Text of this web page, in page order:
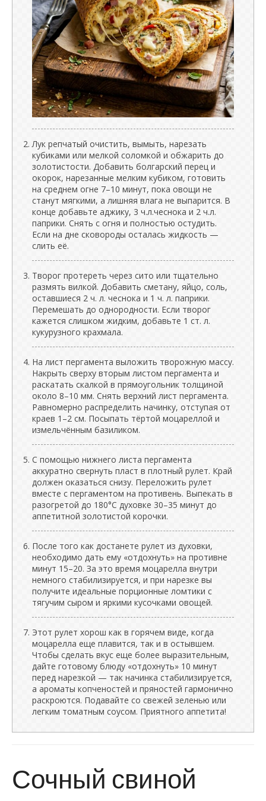
Лук репчатый очистить, вымыть, нарезать
кубиками или мелкой соломкой и обжарить до
золотистости. Добавить болгарский перец и
окорок, нарезанные мелким кубиком, готовить
на среднем огне 7–10 минут, пока овощи не
станут мягкими, а лишняя влага не выпарится. В
конце добавьте аджику, 3 ч.л.чеснока и 2 ч.л.
паприки. Снять с огня и полностью остудить.
Если на дне сковороды осталась жидкость —
слить её.
Творог протереть через сито или тщательно
размять вилкой. Добавить сметану, яйцо, соль,
оставшиеся 2 ч. л. чеснока и 1 ч. л. паприки.
Перемешать до однородности. Если творог
кажется слишком жидким, добавьте 1 ст. л.
кукурузного крахмала.
На лист пергамента выложить творожную массу.
Накрыть сверху вторым листом пергамента и
раскатать скалкой в прямоугольник толщиной
около 8–10 мм. Снять верхний лист пергамента.
Равномерно распределить начинку, отступая от
краев 1–2 см. Посыпать тёртой моцареллой и
измельчённым базиликом.
С помощью нижнего листа пергамента
аккуратно свернуть пласт в плотный рулет. Край
должен оказаться снизу. Переложить рулет
вместе с пергаментом на противень. Выпекать в
разогретой до 180°C духовке 30–35 минут до
аппетитной золотистой корочки.
После того как достанете рулет из духовки,
необходимо дать ему «отдохнуть» на противне
минут 15–20. За это время моцарелла внутри
немного стабилизируется, и при нарезке вы
получите идеальные порционные ломтики с
тягучим сыром и яркими кусочками овощей.
Этот рулет хорош как в горячем виде, когда
моцарелла еще плавится, так и в остывшем.
Чтобы сделать вкус еще более выразительным,
дайте готовому блюду «отдохнуть» 10 минут
перед нарезкой — так начинка стабилизируется,
а ароматы копченостей и пряностей гармонично
раскроются. Подавайте со свежей зеленью или
легким томатным соусом. Приятного аппетита!
Сочный свиной